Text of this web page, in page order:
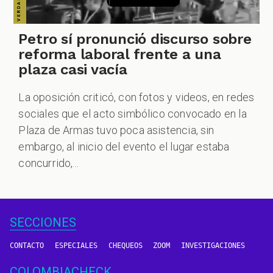
Petro sí pronunció discurso sobre
reforma laboral frente a una
plaza casi vacía
La oposición criticó, con fotos y videos, en redes
sociales que el acto simbólico convocado en la
Plaza de Armas tuvo poca asistencia, sin
embargo, al inicio del evento el lugar estaba
concurrido,...
SECCIONES
CONTACTO ESPECIALES CHEQUEOS ZOOM INVESTIGACIONES